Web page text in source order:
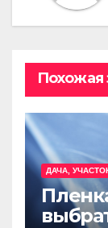
Похожая
ДАЧА,